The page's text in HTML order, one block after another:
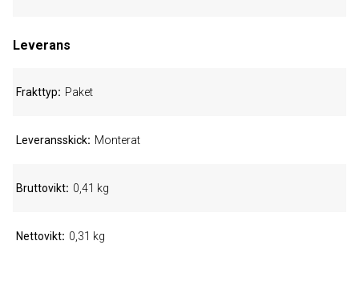
Leverans
Frakttyp Paket
Leveransskick Monterat
Bruttovikt 0,41 kg
Nettovikt 0,31 kg